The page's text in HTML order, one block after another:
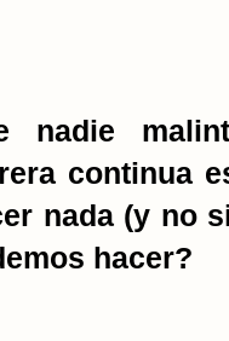
nadie
continua
nada (y no
hacer?